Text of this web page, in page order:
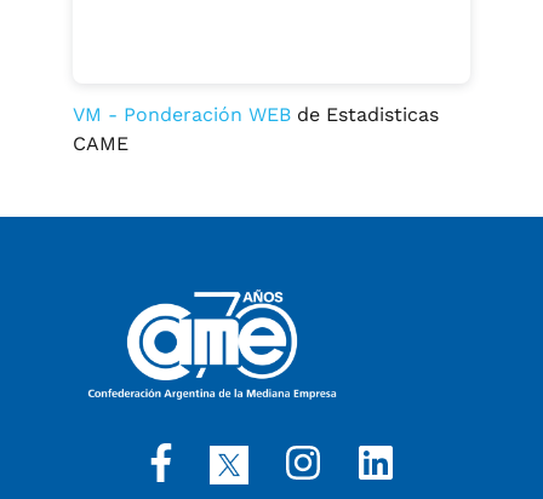
VM - Ponderación WEBde Estadisticas
CAME